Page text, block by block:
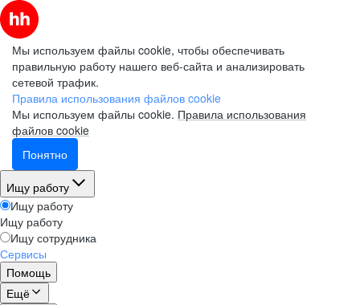
Мы используем файлы cookie, чтобы обеспечивать
правильную работу нашего веб-сайта и анализировать
сетевой трафик.
Правила использования файлов cookie
Мы используем файлы cookie. Правила использования
файлов cookie
Понятно
Ищу работу
Ищу работу
Ищу работу
Ищу сотрудника
Сервисы
Помощь
Ещё